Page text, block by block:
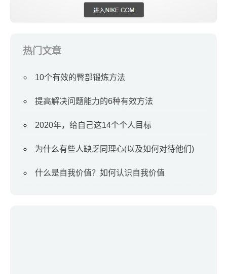
热门文章
10个有效的臀部锻炼方法
提高解决问题能力的6种有效方法
2020年，给自己这14个个人目标
为什么有些人缺乏同理心(以及如何对待他们)
什么是自我价值？如何认识自我价值